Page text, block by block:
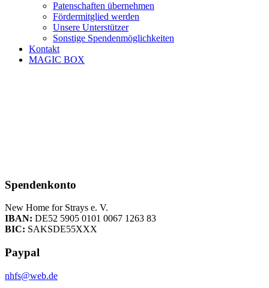
Patenschaften übernehmen
Fördermitglied werden
Unsere Unterstützer
Sonstige Spendenmöglichkeiten
Kontakt
MAGIC BOX
Spendenkonto
New Home for Strays e. V.
IBAN: DE52 5905 0101 0067 1263 83
BIC: SAKSDE55XXX
Paypal
nhfs@web.de